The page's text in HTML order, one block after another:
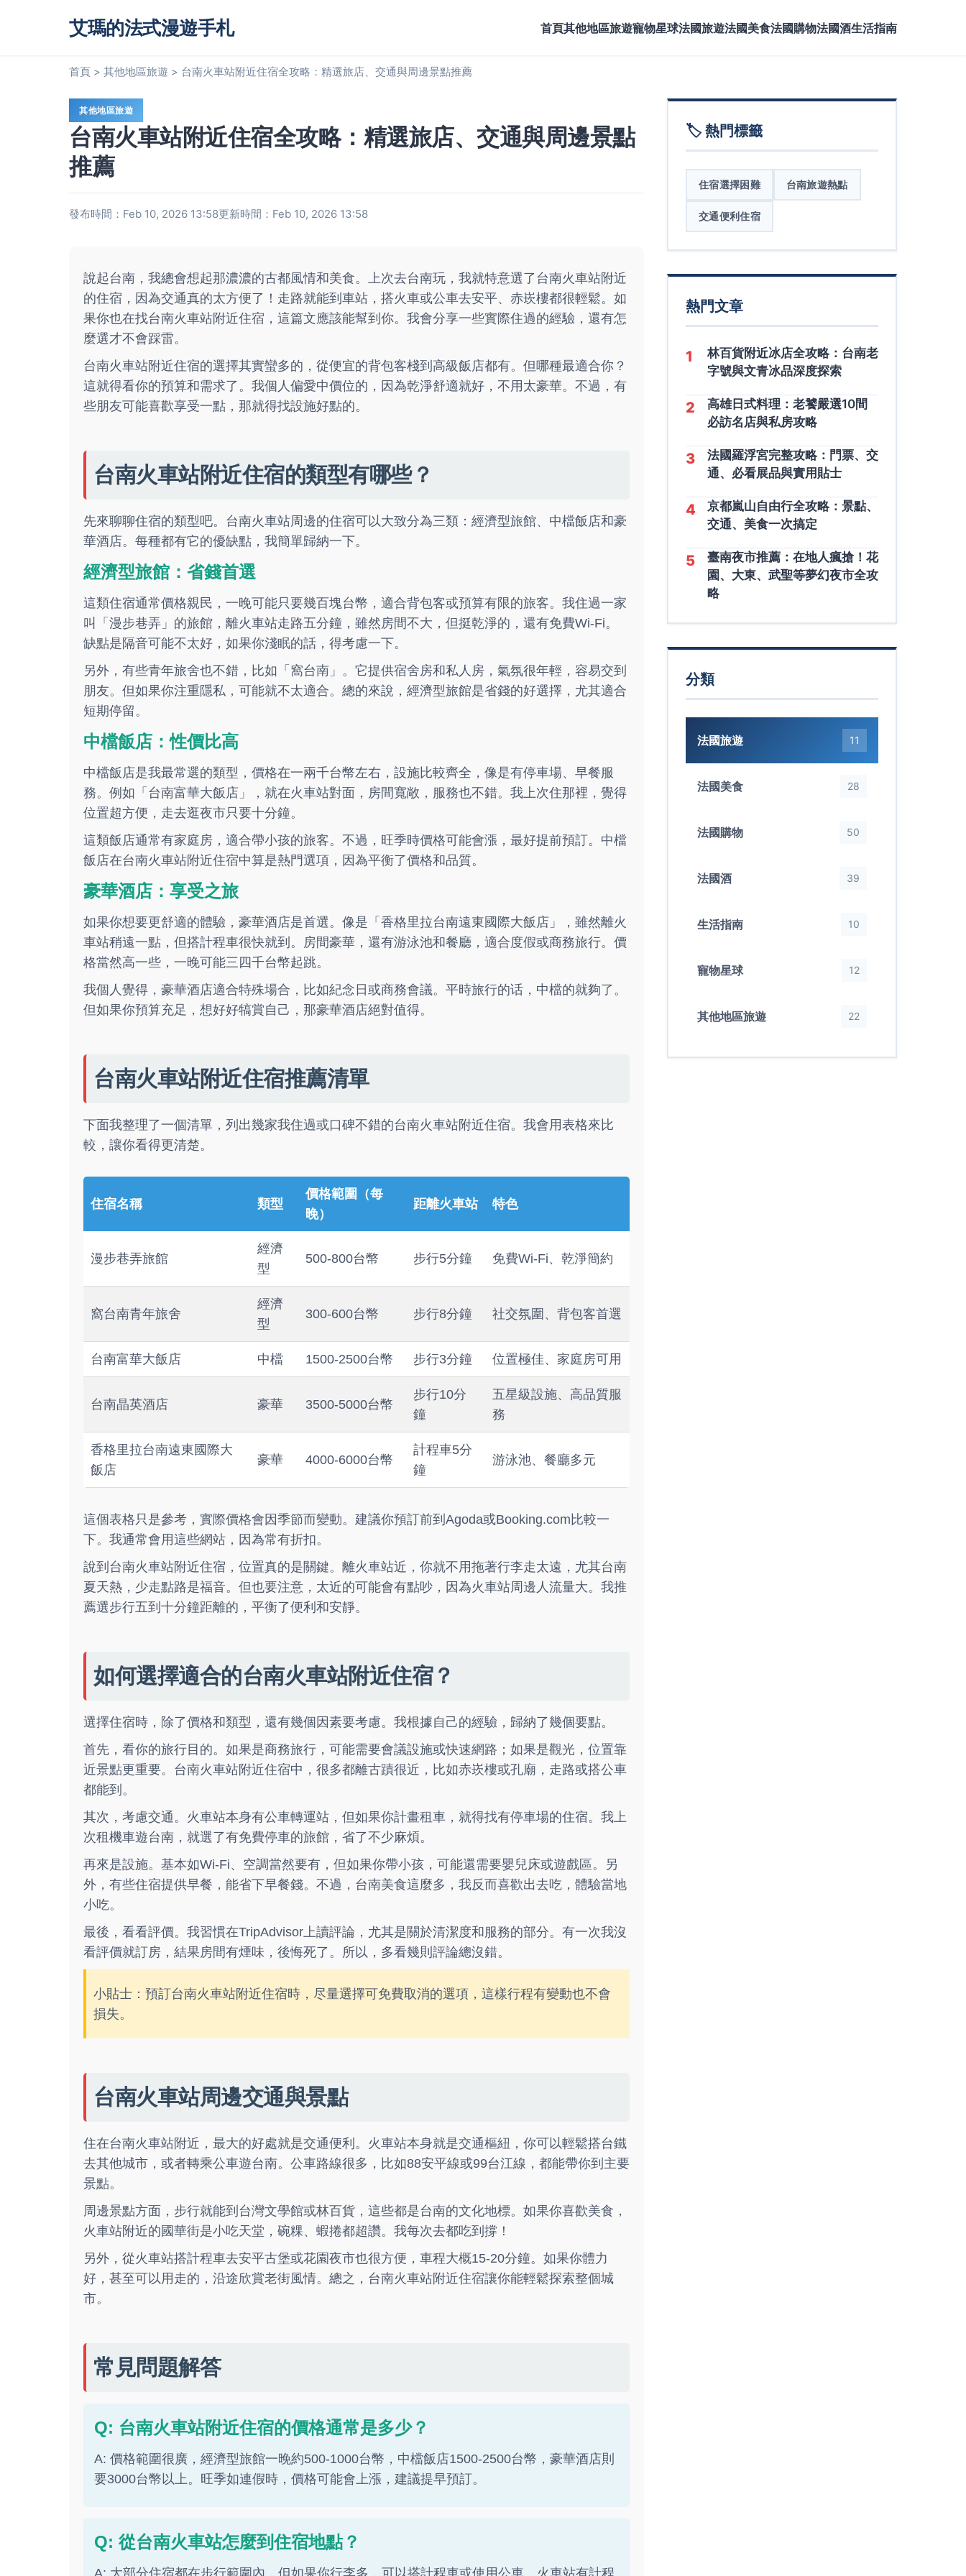
艾瑪的法式漫遊手札 首頁其他地區旅遊寵物星球法國旅遊法國美食法國購物法國酒生活指南
首頁 > 其他地區旅遊 > 台南火車站附近住宿全攻略：精選旅店、交通與周邊景點推薦
其他地區旅遊
台南火車站附近住宿全攻略：精選旅店、交通與周邊景點
推薦
發布時間：Feb 10, 2026 13:58更新時間：Feb 10, 2026 13:58
說起台南，我總會想起那濃濃的古都風情和美食。上次去台南玩，我就特意選了台南火車站附近
的住宿，因為交通真的太方便了！走路就能到車站，搭火車或公車去安平、赤崁樓都很輕鬆。如
果你也在找台南火車站附近住宿，這篇文應該能幫到你。我會分享一些實際住過的經驗，還有怎
麼選才不會踩雷。
台南火車站附近住宿的選擇其實蠻多的，從便宜的背包客棧到高級飯店都有。但哪種最適合你？
這就得看你的預算和需求了。我個人偏愛中價位的，因為乾淨舒適就好，不用太豪華。不過，有
些朋友可能喜歡享受一點，那就得找設施好點的。
台南火車站附近住宿的類型有哪些？
先來聊聊住宿的類型吧。台南火車站周邊的住宿可以大致分為三類：經濟型旅館、中檔飯店和豪
華酒店。每種都有它的優缺點，我簡單歸納一下。
經濟型旅館：省錢首選
這類住宿通常價格親民，一晚可能只要幾百塊台幣，適合背包客或預算有限的旅客。我住過一家
叫「漫步巷弄」的旅館，離火車站走路五分鐘，雖然房間不大，但挺乾淨的，還有免費Wi-Fi。
缺點是隔音可能不太好，如果你淺眠的話，得考慮一下。
另外，有些青年旅舍也不錯，比如「窩台南」。它提供宿舍房和私人房，氣氛很年輕，容易交到
朋友。但如果你注重隱私，可能就不太適合。總的來說，經濟型旅館是省錢的好選擇，尤其適合
短期停留。
中檔飯店：性價比高
中檔飯店是我最常選的類型，價格在一兩千台幣左右，設施比較齊全，像是有停車場、早餐服
務。例如「台南富華大飯店」，就在火車站對面，房間寬敞，服務也不錯。我上次住那裡，覺得
位置超方便，走去逛夜市只要十分鐘。
這類飯店通常有家庭房，適合帶小孩的旅客。不過，旺季時價格可能會漲，最好提前預訂。中檔
飯店在台南火車站附近住宿中算是熱門選項，因為平衡了價格和品質。
豪華酒店：享受之旅
如果你想要更舒適的體驗，豪華酒店是首選。像是「香格里拉台南遠東國際大飯店」，雖然離火
車站稍遠一點，但搭計程車很快就到。房間豪華，還有游泳池和餐廳，適合度假或商務旅行。價
格當然高一些，一晚可能三四千台幣起跳。
我個人覺得，豪華酒店適合特殊場合，比如紀念日或商務會議。平時旅行的话，中檔的就夠了。
但如果你預算充足，想好好犒賞自己，那豪華酒店絕對值得。
台南火車站附近住宿推薦清單
下面我整理了一個清單，列出幾家我住過或口碑不錯的台南火車站附近住宿。我會用表格來比
較，讓你看得更清楚。
住宿名稱 類型
價格範圍（每
晚）
距離火車站 特色
漫步巷弄旅館
經濟
型
500-800台幣 步行5分鐘 免費Wi-Fi、乾淨簡約
窩台南青年旅舍
經濟
型
300-600台幣 步行8分鐘 社交氛圍、背包客首選
台南富華大飯店 中檔 1500-2500台幣 步行3分鐘 位置極佳、家庭房可用
台南晶英酒店 豪華 3500-5000台幣
步行10分
鐘
五星級設施、高品質服
務
香格里拉台南遠東國際大
飯店
豪華 4000-6000台幣
計程車5分
鐘
游泳池、餐廳多元
這個表格只是參考，實際價格會因季節而變動。建議你預訂前到 Agoda或Booking.com 比較一
下。我通常會用這些網站，因為常有折扣。
說到台南火車站附近住宿，位置真的是關鍵。離火車站近，你就不用拖著行李走太遠，尤其台南
夏天熱，少走點路是福音。但也要注意，太近的可能會有點吵，因為火車站周邊人流量大。我推
薦選步行五到十分鐘距離的，平衡了便利和安靜。
如何選擇適合的台南火車站附近住宿？
選擇住宿時，除了價格和類型，還有幾個因素要考慮。我根據自己的經驗，歸納了幾個要點。
首先，看你的旅行目的。如果是商務旅行，可能需要會議設施或快速網路；如果是觀光，位置靠
近景點更重要。台南火車站附近住宿中，很多都離古蹟很近，比如赤崁樓或孔廟，走路或搭公車
都能到。
其次，考慮交通。火車站本身有公車轉運站，但如果你計畫租車，就得找有停車場的住宿。我上
次租機車遊台南，就選了有免費停車的旅館，省了不少麻煩。
再來是設施。基本如Wi-Fi、空調當然要有，但如果你帶小孩，可能還需要嬰兒床或遊戲區。另
外，有些住宿提供早餐，能省下早餐錢。不過，台南美食這麼多，我反而喜歡出去吃，體驗當地
小吃。
最後，看看評價。我習慣在TripAdvisor上讀評論，尤其是關於清潔度和服務的部分。有一次我沒
看評價就訂房，結果房間有煙味，後悔死了。所以，多看幾則評論總沒錯。
小貼士：預訂台南火車站附近住宿時，尽量選擇可免費取消的選項，這樣行程有變動也不會
損失。
台南火車站周邊交通與景點
住在台南火車站附近，最大的好處就是交通便利。火車站本身就是交通樞紐，你可以輕鬆搭台鐵
去其他城市，或者轉乘公車遊台南。公車路線很多，比如88安平線或99台江線，都能帶你到主要
景點。
周邊景點方面，步行就能到台灣文學館或林百貨，這些都是台南的文化地標。如果你喜歡美食，
火車站附近的國華街是小吃天堂，碗粿、蝦捲都超讚。我每次去都吃到撐！
另外，從火車站搭計程車去安平古堡或花園夜市也很方便，車程大概15-20分鐘。如果你體力
好，甚至可以用走的，沿途欣賞老街風情。總之，台南火車站附近住宿讓你能輕鬆探索整個城
市。
常見問題解答
Q: 台南火車站附近住宿的價格通常是多少？
A: 價格範圍很廣，經濟型旅館一晚約500-1000台幣，中檔飯店1500-2500台幣，豪華酒店則
要3000台幣以上。旺季如連假時，價格可能會上漲，建議提早預訂。
Q: 從台南火車站怎麼到住宿地點？
A: 大部分住宿都在步行範圍內，但如果你行李多，可以搭計程車或使用公車。火車站有計程
🏷️ 熱門標籤
住宿選擇困難 台南旅遊熱點
交通便利住宿
熱門文章
1
林百貨附近冰店全攻略：台南老
字號與文青冰品深度探索
2
高雄日式料理：老饕嚴選10間
必訪名店與私房攻略
3
法國羅浮宮完整攻略：門票、交
通、必看展品與實用貼士
4
京都嵐山自由行全攻略：景點、
交通、美食一次搞定
5
臺南夜市推薦：在地人瘋搶！花
園、大東、武聖等夢幻夜市全攻
略
分類
法國旅遊 11
法國美食 28
法國購物 50
法國酒 39
生活指南 10
寵物星球 12
其他地區旅遊 22